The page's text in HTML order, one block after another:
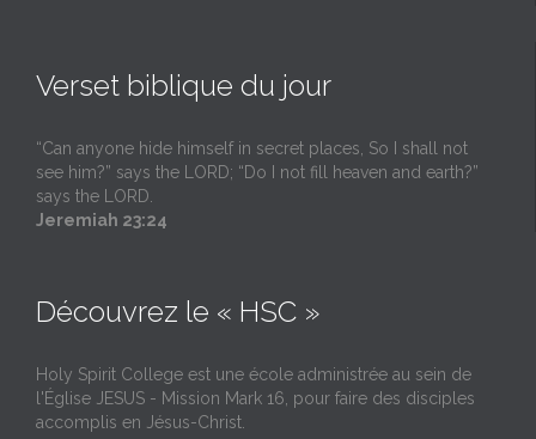
Verset biblique du jour
“Can anyone hide himself in secret places, So I shall not
see him?” says the LORD; “Do I not fill heaven and earth?”
says the LORD.
Jeremiah 23:24
Découvrez le « HSC »
Holy Spirit College est une école administrée au sein de
l'Église JESUS - Mission Mark 16, pour faire des disciples
accomplis en Jésus-Christ.